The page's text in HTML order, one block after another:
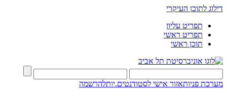
דילוג לתוכן העיקרי
תפריט עליון
תפריט ראשי
תוכן ראשי
מערכת פניותאזור אישי לסטודנטים.יותלהרשמה